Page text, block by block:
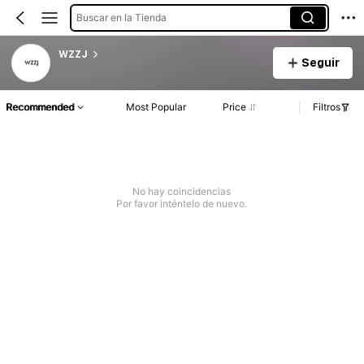
Buscar en la Tienda
WZZJ
Seguir
Recommended Most Popular Price Filtros
No hay coincidencias
Por favor inténtelo de nuevo.